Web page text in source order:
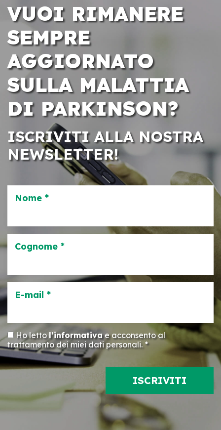
VUOI RIMANERE
SEMPRE
AGGIORNATO
SULLA MALATTIA
DI PARKINSON?
ISCRIVITI ALLA NOSTRA
NEWSLETTER!
Nome *
Cognome *
E-mail *
Ho lettol’informativae acconsento al
trattamento dei miei dati personali. *